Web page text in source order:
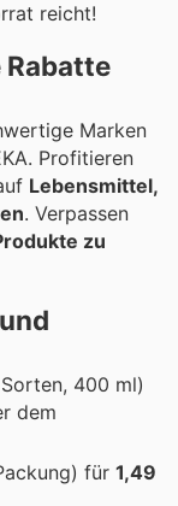
reicht!
Marken
Profitieren
Lebensmittel,
. Verpassen
zu
400 ml)
dem
für 1,49